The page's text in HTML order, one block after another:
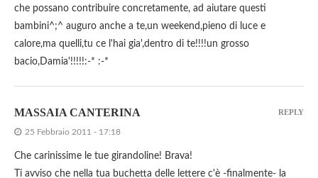
che possano contribuire concretamente, ad aiutare questi
bambini^;^ auguro anche a te,un weekend,pieno di luce e
calore,ma quelli,tu ce l'hai gia',dentro di te!!!!un grosso
bacio,Damia'!!!!!:-* :-*
MASSAIA CANTERINA
25 Febbraio 2011 - 17:18
Che carinissime le tue girandoline! Brava!
Ti avviso che nella tua buchetta delle lettere c'è -finalmente- la
REPLY